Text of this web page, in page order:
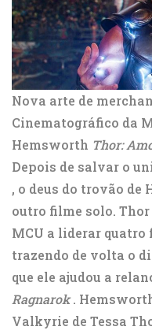
Nova arte de
Cinematográfico da
Hemsworth Thor:
Depois de salvar o
, o deus do trovão
outro filme solo.
MCU a liderar quatro
trazendo de volta o
que ele ajudou a
Ragnarok.
Valkyrie de Tessa